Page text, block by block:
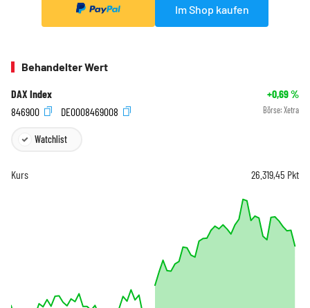
Im Shop kaufen
Behandelter Wert
DAX Index +0,69%
846900
DE0008469008 Börse: Xetra
Watchlist
Kurs 26.319,45 Pkt